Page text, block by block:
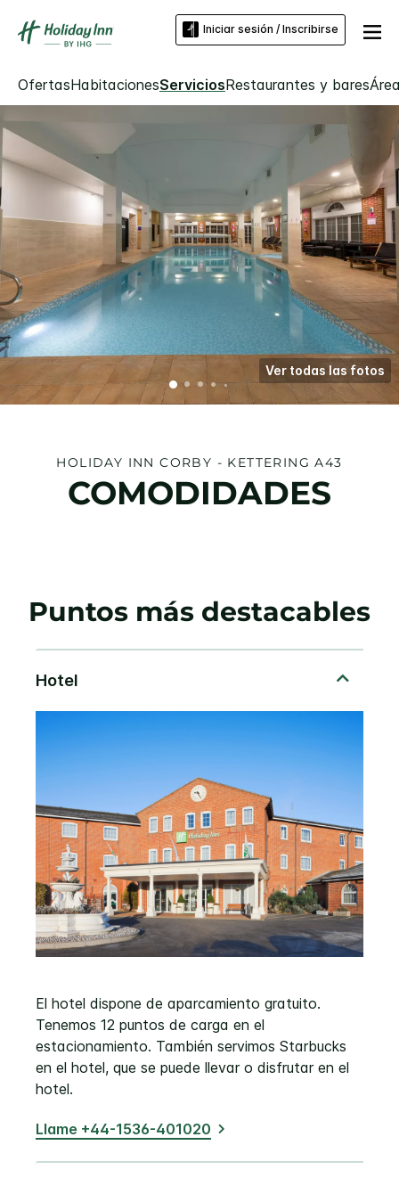
Iniciar sesión / Inscribirse
OfertasHabitacionesServiciosRestaurantes y bares
Ver todas las fotos
HOLIDAY INN CORBY - KETTERING A43
COMODIDADES
Puntos más destacables
El hotel dispone de aparcamiento gratuito.
Tenemos 12 puntos de carga en el
estacionamiento. También servimos Starbucks
en el hotel, que se puede llevar o disfrutar en el
hotel.
Llame +44-1536-401020